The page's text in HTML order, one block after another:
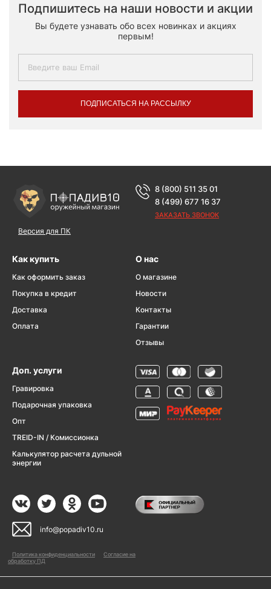
Подпишитесь на наши новости и акции
Вы будете узнавать обо всех новинках и акциях
первым!
ПОДПИСАТЬСЯ НА РАССЫЛКУ
Версия для ПК
8 (800) 511 35 01
8 (499) 677 16 37
ЗАКАЗАТЬ ЗВОНОК
Как купить
Как оформить заказ
Покупка в кредит
Доставка
Оплата
О нас
О магазине
Новости
Контакты
Гарантии
Отзывы
Доп. услуги
Гравировка
Подарочная упаковка
Опт
TREID-IN / Комиссионка
Калькулятор расчета дульной
энергии
info@popadiv10.ru
Политика конфиденциальности
Согласие на
обработку ПД